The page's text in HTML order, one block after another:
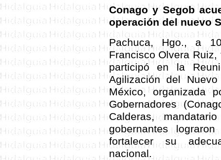
Conago y Segob
operación del nuevo
Pachuca, Hgo., a
Francisco Olvera
participó en la
Agilización del
México, organizada
Gobernadores
Calderas,
gobernantes
fortalecer su
nacional.